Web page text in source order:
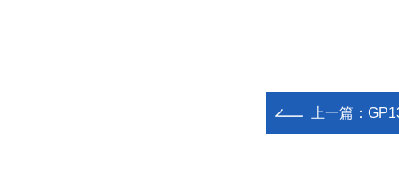
上一篇：